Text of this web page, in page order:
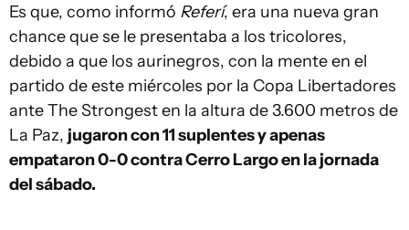
Es que, como informó Referí, era una nueva gran
chance que se le presentaba a los tricolores,
debido a que los aurinegros, con la mente en el
partido de este miércoles por la Copa Libertadores
ante The Strongest en la altura de 3.600 metros de
La Paz, jugaron con 11 suplentes y apenas
empataron 0-0 contra Cerro Largo en la jornada
del sábado.